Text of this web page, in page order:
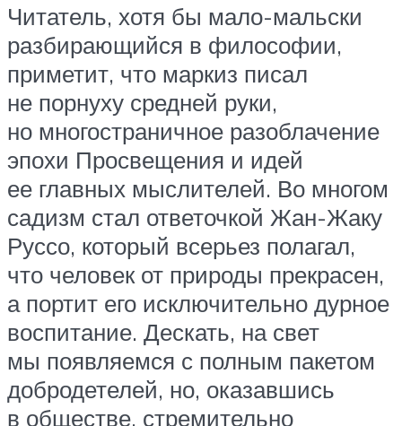
Читатель, хотя бы мало-мальски
разбирающийся в философии,
приметит, что маркиз писал
не порнуху средней руки,
но многостраничное разоблачение
эпохи Просвещения и идей
ее главных мыслителей. Во многом
садизм стал ответочкой Жан-Жаку
Руссо, который всерьез полагал,
что человек от природы прекрасен,
а портит его исключительно дурное
воспитание. Дескать, на свет
мы появляемся с полным пакетом
добродетелей, но, оказавшись
в обществе, стремительно